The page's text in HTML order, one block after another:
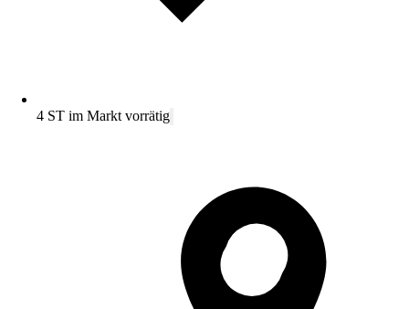
4 ST im Markt vorrätig